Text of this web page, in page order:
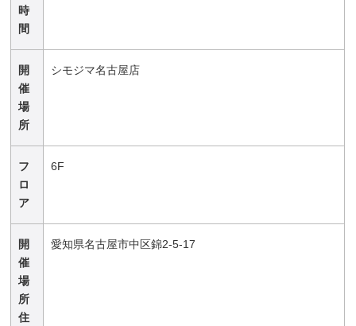
時
間
開
催
場
所
シモジマ名古屋店
フ
ロ
ア
6F
開
催
場
所
住
愛知県名古屋市中区錦2-5-17